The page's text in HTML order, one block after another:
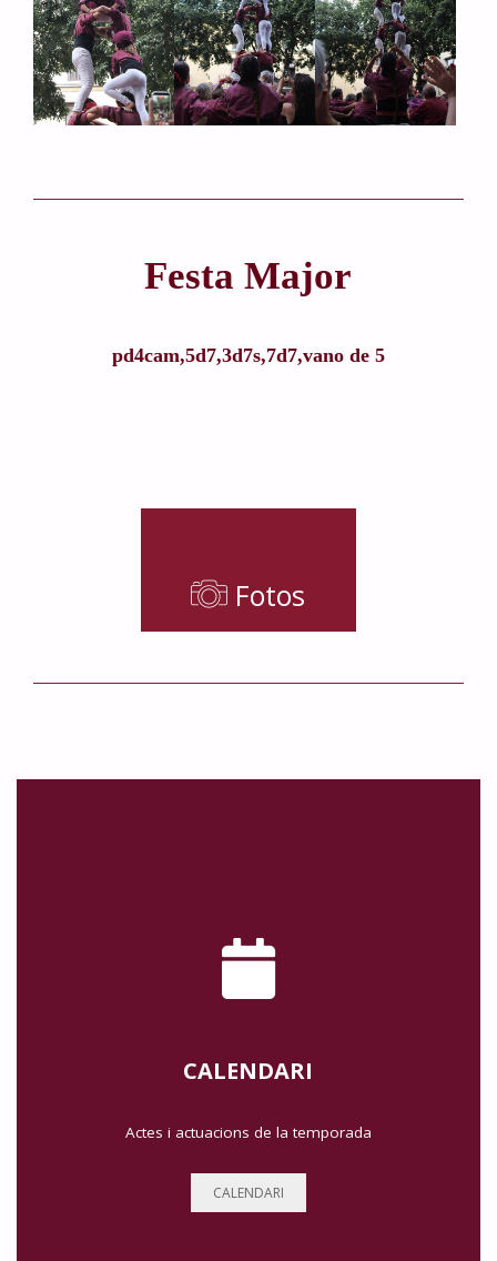
Festa Major
pd4cam,5d7,3d7s,7d7,vano de 5
Fotos
CALENDARI
Actes i actuacions de la temporada
CALENDARI